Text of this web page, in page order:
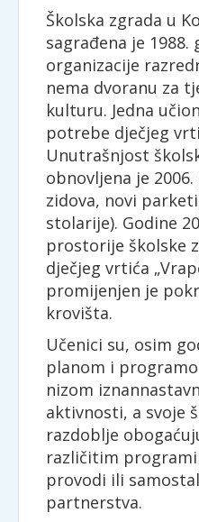
Školska zgrada u
sagrađena je
organizacije
nema dvoranu za
kulturu. Jedna
potrebe dječjeg
Unutrašnjost
obnovljena je
zidova, novi
stolarije). Godine
prostorije školske
dječjeg vrtića
promijenjen je
krovišta.
Učenici su, osim
planom i
nizom
aktivnosti, a svoje
razdoblje
različitim
provodi ili
partnerstva.